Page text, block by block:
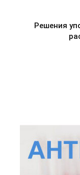
Решения